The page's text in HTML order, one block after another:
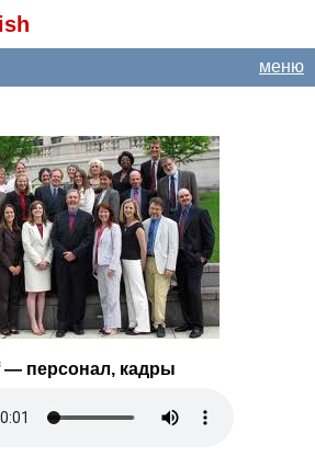
меню
— персонал, кадры